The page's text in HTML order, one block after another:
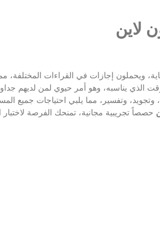
لاين
ويحملون إجازات في القراءات المختلفة،
الذي يناسبه، وهو أمر حيوي لمن لديهم
وتفسير، مما يلبي احتياجات جميع
حصصاً تجريبية مجانية، تمنحك الفرصة لاختبار